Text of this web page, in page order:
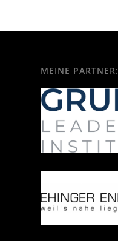
MEINE PARTNER: